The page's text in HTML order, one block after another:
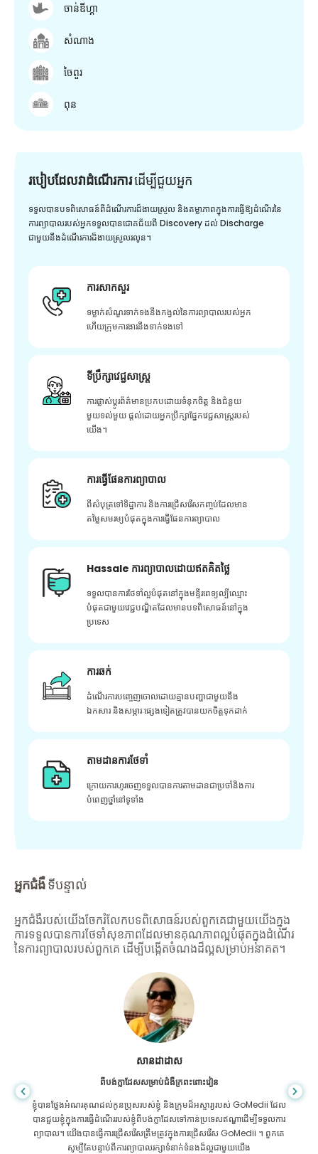
ចាន់ឌីហ្គា
សំណាង
ចៃពួរ
ពុន
របៀបដែលវាដំណើរការដើម្បី​ជួយ​អ្នក
ទទួលបានបទពិសោធន៍ពីដំណើរការដ៏ងាយស្រួល និងតម្លាភាពក្នុងការធ្វើឱ្យដំណើរនៃ
ការព្យាបាលរបស់អ្នកទទួលបានជោគជ័យពី Discovery ដល់ Discharge
ជាមួយនឹងដំណើរការដ៏ងាយស្រួលរលូន។
ការសាកសួរ
ទម្លាក់សំណួរទាក់ទងនឹងកង្វល់នៃការព្យាបាលរបស់អ្នក
ហើយក្រុមការងារនឹងទាក់ទងទៅ
ទីប្រឹក្សាវេជ្ជសាស្ត្រ
ការផ្លាស់ប្តូរព័ត៌មានប្រកបដោយទំនុកចិត្ត និងជំនួយ
មួយទល់មួយ ផ្តល់ដោយអ្នកប្រឹក្សាផ្នែកវេជ្ជសាស្រ្តរបស់
យើង។
ការធ្វើផែនការព្យាបាល
ពីសំបុត្រទៅទិដ្ឋាការ និងការជ្រើសរើសកញ្ចប់ដែលមាន
តម្លៃសមរម្យបំផុតក្នុងការធ្វើផែនការព្យាបាល
Hassale ការព្យាបាលដោយឥតគិតថ្លៃ
ទទួលបានការថែទាំល្អបំផុតនៅក្នុងមន្ទីរពេទ្យល្បីឈ្មោះ
បំផុតជាមួយវេជ្ជបណ្ឌិតដែលមានបទពិសោធន៍នៅក្នុង
ប្រទេស
ការឆក់
ដំណើរការបញ្ចេញចោលដោយគ្មានបញ្ហាជាមួយនឹង
ឯកសារ និងសម្ភារៈផ្សេងទៀតត្រូវបានយកចិត្តទុកដាក់
តាមដានការថែទាំ
ក្រោយ​ការ​ហូរ​ចេញ​ទទួល​បាន​ការ​តាមដាន​ជា​ប្រចាំ​និង​ការ​
បំពេញ​ថ្នាំ​នៅ​ទូទាំង​
អ្នកជំងឺទីបន្ទាល់
អ្នកជំងឺរបស់យើងចែករំលែកបទពិសោធន៍របស់ពួកគេជាមួយយើងក្នុង
ការទទួលបានការថែទាំសុខភាពដែលមានគុណភាពល្អបំផុតក្នុងដំណើរ
នៃការព្យាបាលរបស់ពួកគេ ដើម្បីបង្កើតចំណងដ៏ល្អសម្រាប់អនាគត។
សានដាដាស
ពីបង់ក្លាដែសសម្រាប់ជំងឺក្រពះពោះវៀន
ខ្ញុំបានថ្លែងអំណរគុណដល់កូនប្រុសរបស់ខ្ញុំ និងក្រុមដ៏អស្ចារ្យរបស់ GoMedii ដែល
បានជួយខ្ញុំក្នុងការធ្វើដំណើររបស់ខ្ញុំពីបង់ក្លាដែសទៅកាន់ប្រទេសឥណ្ឌាដើម្បីទទួលការ
ព្យាបាល។ យើងបានធ្វើការជ្រើសរើសត្រឹមត្រូវក្នុងការជ្រើសរើស GoMedii ។ ពួកគេ
សូម្បីតែបន្ទាប់ពីការព្យាបាលរក្សាទំនាក់ទំនងដ៏ល្អជាមួយយើង